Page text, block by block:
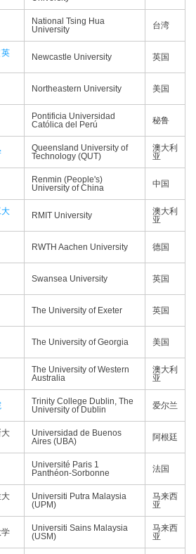
National Tsing Hua
University
台湾
Newcastle University 英国
Northeastern University 美国
Pontificia Universidad
Católica del Perú
秘鲁
Queensland University of
Technology (QUT)
澳大利
亚
Renmin (People's)
University of China
中国
大
RMIT University
澳大利
亚
RWTH Aachen University 德国
Swansea University 英国
The University of Exeter 英国
The University of Georgia 美国
The University of Western
Australia
澳大利
亚
Trinity College Dublin, The
University of Dublin
爱尔兰
Universidad de Buenos
Aires (UBA)
阿根廷
Université Paris 1
Panthéon-Sorbonne
法国
Universiti Putra Malaysia
(UPM)
马来西
亚
Universiti Sains Malaysia
(USM)
马来西
亚